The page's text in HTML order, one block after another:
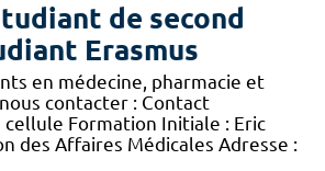
de second
Erasmus
en médecine, pharmacie et
contacter : Contact
cellule Formation Initiale : Eric
des Affaires Médicales Adresse :